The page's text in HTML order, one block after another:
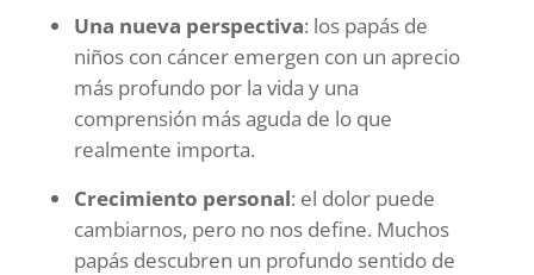
Una nueva perspectiva: los papás de
niños con cáncer emergen con un aprecio
más profundo por la vida y una
comprensión más aguda de lo que
realmente importa.
Crecimiento personal: el dolor puede
cambiarnos, pero no nos define. Muchos
papás descubren un profundo sentido de